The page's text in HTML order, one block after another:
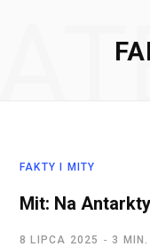
FAKTY I MITY
Mit: Na
8 LIPCA 2025 3